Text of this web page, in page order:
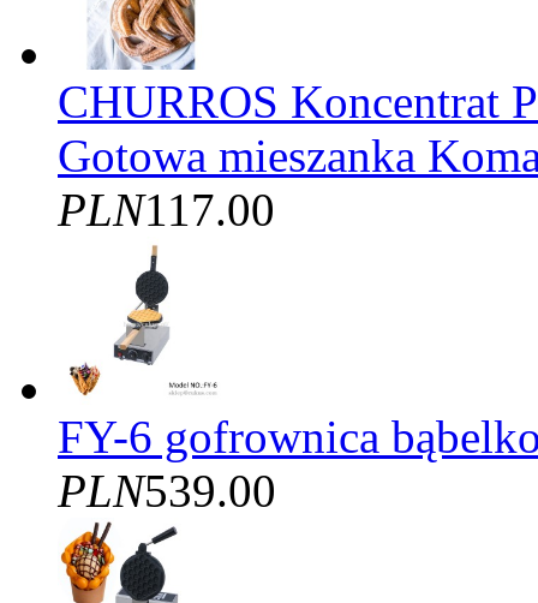
CHURROS Koncentrat
Gotowa mieszanka
PLN117.00
FY-6 gofrownica
PLN539.00